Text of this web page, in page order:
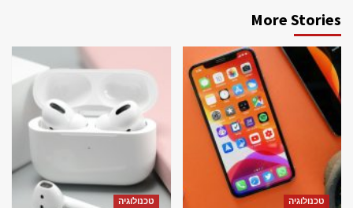
More Stories
טכנולוגיה טכנולוגיה